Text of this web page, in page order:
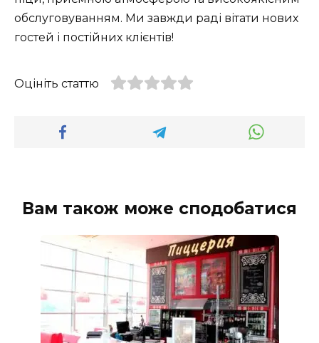
обслуговуванням. Ми завжди раді вітати нових
гостей і постійних клієнтів!
Оцініть статтю
Вам також може сподобатися